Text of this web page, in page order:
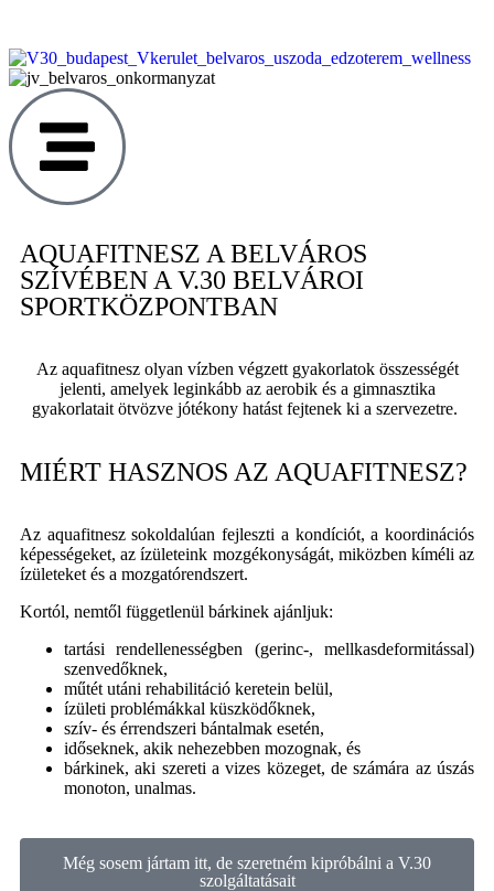
AQUAFITNESZ A BELVÁROS
SZÍVÉBEN A V.30 BELVÁROI
SPORTKÖZPONTBAN
Az aquafitnesz olyan vízben végzett gyakorlatok összességét
jelenti, amelyek leginkább az aerobik és a gimnasztika
gyakorlatait ötvözve jótékony hatást fejtenek ki a szervezetre.
MIÉRT HASZNOS AZ AQUAFITNESZ?
Az aquafitnesz sokoldalúan fejleszti a kondíciót, a koordinációs
képességeket, az ízületeink mozgékonyságát, miközben kíméli az
ízületeket és a mozgatórendszert.
Kortól, nemtől függetlenül bárkinek ajánljuk:
tartási rendellenességben (gerinc-, mellkasdeformitással)
szenvedőknek,
műtét utáni rehabilitáció keretein belül,
ízületi problémákkal küszködőknek,
szív- és érrendszeri bántalmak esetén,
időseknek, akik nehezebben mozognak, és
bárkinek, aki szereti a vizes közeget, de számára az úszás
monoton, unalmas.
Még sosem jártam itt, de szeretném kipróbálni a V.30
szolgáltatásait